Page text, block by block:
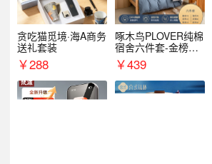
贪吃猫觅境·海A商务
送礼套装
￥288
啄木鸟PLOVER纯棉
宿舍六件套-金榜题
名
￥439